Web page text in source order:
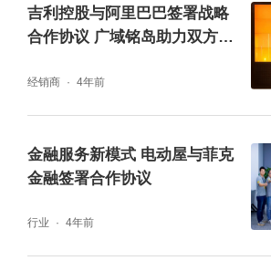
吉利控股与阿里巴巴签署战略
合作协议 广域铭岛助力双方工
经销商 4年前
金融服务新模式 电动屋与菲克
金融签署合作协议
行业 4年前